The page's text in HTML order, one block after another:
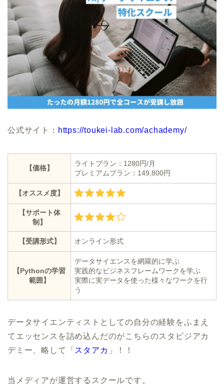
公式サイト： https://toukei-lab.com/achademy/
【価格】
ライトプラン：1280円/月
プレミアムプラン：149,800円
【オススメ度】
【サポート体
制】
【受講形式】 オンライン形式
【Pythonの学習
範囲】
データサイエンスを網羅的に学ぶ
実践的なビジネスフレームワークを学ぶ
実際に実データを使った様々なワークを行
う
データサイエンティストとしての自分の経験をふまえ
てエッセンスを詰め込んだのがこちらのスタビジアカ
デミー、略して「 スタアカ 」！！
当メディアが運営するスクールです。